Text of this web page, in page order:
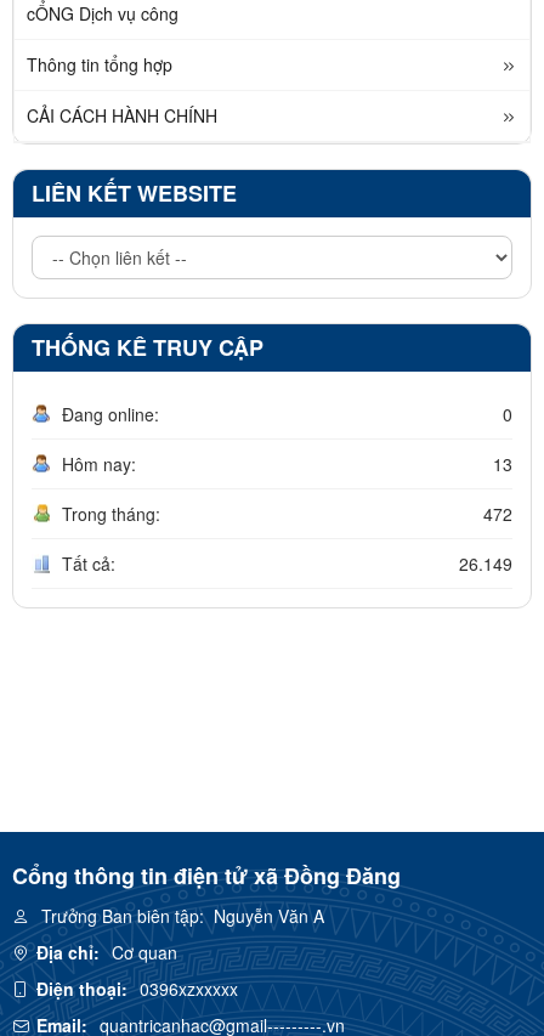
cỔNG Dịch vụ công
Thông tin tổng hợp
CẢI CÁCH HÀNH CHÍNH
LIÊN KẾT WEBSITE
THỐNG KÊ TRUY CẬP
Đang online: 0
Hôm nay: 13
Trong tháng: 472
Tất cả: 26.149
Cổng thông tin điện tử xã Đồng Đăng
Trưởng Ban biên tập:Nguyễn Văn A
Địa chỉ: Cơ quan
Điện thoại: 0396xzxxxxx
Email: quantricanhac@gmail---------.vn